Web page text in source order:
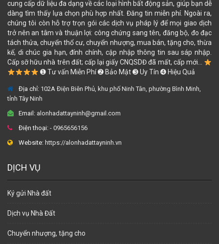
cung cấp dữ liệu đa dạng về các loại hình bất động sản, giúp bạn dễ
dàng tìm thấy lựa chọn phù hợp nhất. Đăng tin miễn phí. Ngoài ra,
chúng tôi còn hỗ trợ trọn gói các dịch vụ pháp lý để mọi giao dịch
trở nên an tâm và thuận lợi: công chứng sang tên, đăng bộ, đo đạc
tách thửa, chuyển thổ cư, chuyển nhượng, mua bán, tặng cho, thừa
kế, di chúc gia hạn, đính chính, cập nhập thông tin sau sáp nhập.
Cấp sỡ hữu nhà trên đất; cấp lại giấy CNQSDĐ đã mất, cấp mới...
➊ Tư vấn Miễn Phí ➋ Bảo Mật ➌ Uy Tín ➍ Hiệu Quả
Địa chỉ: 102A Điện Biên Phủ, khu phố Ninh Tân, phường Bình Minh,
tỉnh Tây Ninh
Email: alonhadattayninh@gmail.com
Điện thoại: - 0965656156
Website: https://alonhadattayninh.vn
DỊCH VỤ
Ký gửi Nhà đất
Dịch vụ Nhà Đất
Chuyển nhượng, tặng cho